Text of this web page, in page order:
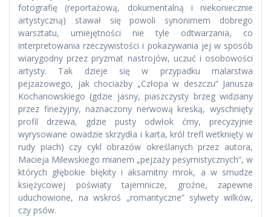
fotografię (reportażową, dokumentalną i niekoniecznie
artystyczną) stawał się powoli synonimem dobrego
warsztatu, umiejętności nie tyle odtwarzania, co
interpretowania rzeczywistości i pokazywania jej w sposób
wiarygodny przez pryzmat nastrojów, uczuć i osobowości
artysty. Tak dzieje się w przypadku malarstwa
pejzażowego, jak chociażby „Człopa w deszczu” Janusza
Kochanowskiego (gdzie jasny, piaszczysty brzeg widziany
przez finezyjny, naznaczony nerwową kreską, wyschnięty
profil drzewa, gdzie pusty odwłok ćmy, precyzyjnie
wyrysowane owadzie skrzydła i karta, król trefl wetknięty w
rudy piach) czy cykl obrazów określanych przez autora,
Macieja Milewskiego mianem „pejzaży pesymistycznych”, w
których głębokie błękity i aksamitny mrok, a w smudze
księżycowej poświaty tajemnicze, groźne, zapewne
uduchowione, na wskroś „romantyczne” sylwety wilków,
czy psów.